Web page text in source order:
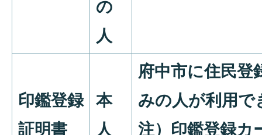
の
人
印鑑登録
証明書
本
人
府中市に住民登
みの人が利用で
注）印鑑登録カ